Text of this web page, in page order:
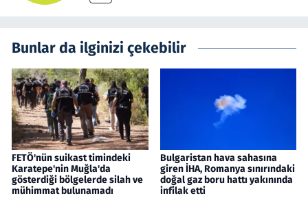
Bunlar da ilginizi çekebilir
FETÖ'nün suikast timindeki
Karatepe'nin Muğla'da
gösterdiği bölgelerde silah ve
mühimmat bulunamadı
Bulgaristan hava sahasına
giren İHA, Romanya sınırındaki
doğal gaz boru hattı yakınında
infilak etti